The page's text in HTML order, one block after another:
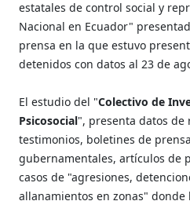
estatales de control social y
Nacional en Ecuador"
prensa en la que estuvo
detenidos con datos al 23 de
El estudio del "Colectivo de
Psicosocial", presenta datos de
testimonios, boletines de
gubernamentales, artículos de
casos de "agresiones,
allanamientos en zonas" donde